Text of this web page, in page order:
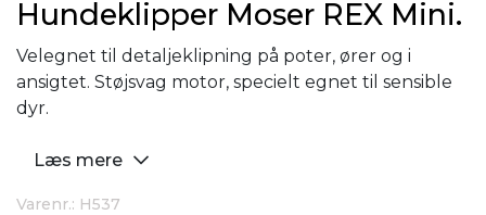
Hundeklipper Moser REX Mini.
Velegnet til detaljeklipning på poter, ører og i
ansigtet. Støjsvag motor, specielt egnet til sensible
dyr.
Læs mere
Varenr.: H537